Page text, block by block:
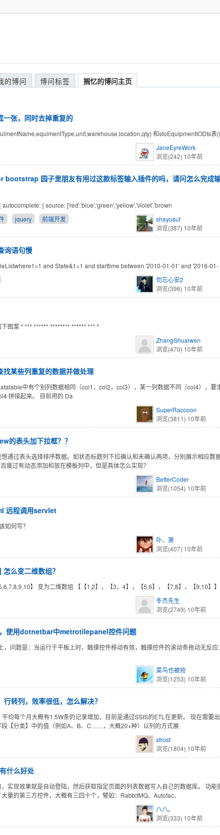
的博问 博问标签 搁忆的博问主页
一张，同时去掉重复的
和stoEquipmentIODts表
JaneEyreWork
浏览(242) 10年前
园子里朋友有用过这款标签输入插件的吗，请问怎么完成
{ source: ['red','blue','green','yellow','violet','brown
jquery 前端开发
shayusuf
浏览(387) 10年前
询语句慢
and State&1=1 and starttime between '2010-01-01' and '2016-01-
勿忘心安2
浏览(396) 10年前
图案 * *** ****** ******** ****** *** *
ZhangShuaiwen
浏览(470) 10年前
某些列重复的数据并做处理
中有个别列数据相同（col1，col2，col3），某一列数据不同（col4），要
拼接起来。 目前用的 Da
SuperRaccoon
浏览(3811) 10年前
的表头加下拉框？？
通过表头选择排序数据。如状态标题列下拉确认和未确认两项，分别展示相应数据
度过有动态添加和放在模板列中，但是具体怎么实现？
BetterCoder
浏览(1054) 10年前
远程调用servlet
如何写？
卟、萧
浏览(407) 10年前
么变二维数组？
】 变为二维数组 【【1,2】，【3，4】，【5,6】，【7,8】，【9,10】】
冬杰先生
浏览(2749) 10年前
使用dotnetbar中metrotilepanel控件问题
，问题是：当运行于平板上时，触摸控件移动有效，触摸控件的滚动条拖动无反应
菜鸟也被抢
浏览(1253) 10年前
行转列，效率很低，怎么解决？
均每个月大概有1.5W条的记录增加，目前是通过SSIS的ETL在更新。 现在需要
段【分类】中的值（例如A、B、C……，大概20+种）以列的方式展
sfrost
浏览(1804) 10年前
什么好处
实现效果就是自动登陆，然后获取指定页面的列表数据写入自己的数据库。 功能
量的第三方控件，大概有三四十个，譬如：RabbitMQ、Autofac、
八八。
浏览(333) 10年前